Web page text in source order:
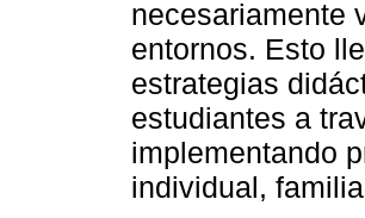
necesariamente
entornos. Esto
estrategias
estudiantes a
implementando
individual,